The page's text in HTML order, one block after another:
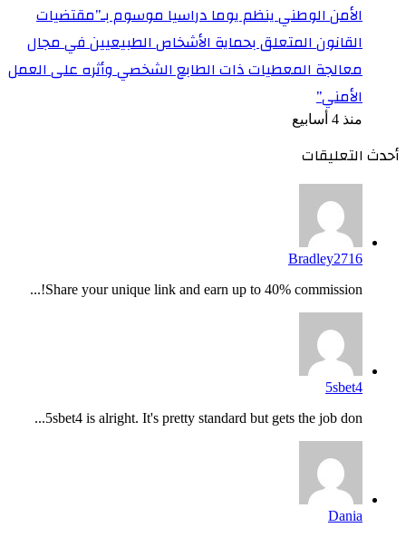
الأمن الوطني ينظم يوما دراسيا موسوم بـ”مقتضيات
القانون المتعلق بحماية الأشخاص الطبيعيين في مجال
معالجة المعطيات ذات الطابع الشخصي وأثره على العمل
الأمني”
منذ 4 أسابيع
أحدث التعليقات
Bradley2716
Share your unique link and earn up to 40% commission!...
5sbet4
5sbet4 is alright. It's pretty standard but gets the job don...
Dania